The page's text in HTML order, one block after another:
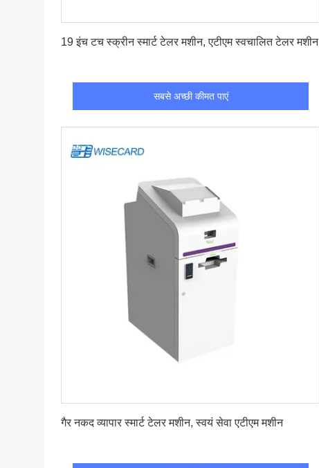
19 इंच टच स्क्रीन स्मार्ट टेलर मशीन, एटीएम स्वचालित टेलर मशीन
सबसे अच्छी कीमत पाएं
गैर नकद व्यापार स्मार्ट टेलर मशीन, स्वयं सेवा एटीएम मशीन